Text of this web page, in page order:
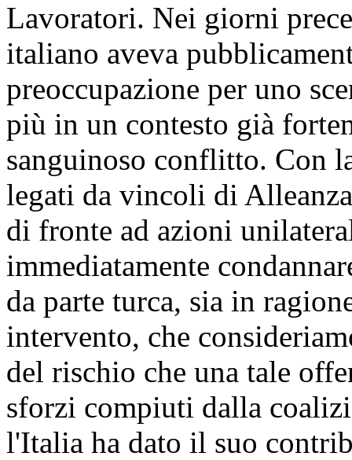
Lavoratori. Nei giorni
italiano aveva
preoccupazione per uno
più in un contesto già
sanguinoso conflitto. Con
legati da vincoli di
di fronte ad azioni
immediatamente
da parte turca, sia in
intervento, che
del rischio che una tale
sforzi compiuti dalla
l'Italia ha dato il suo